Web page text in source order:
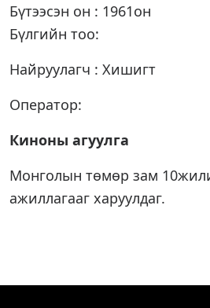
Бүтээсэн он : 1961он
Бүлгийн тоо:
Найруулагч : Хишигт
Оператор:
Киноны агуулга
Монголын төмөр зам
ажиллагааг харуулдаг.